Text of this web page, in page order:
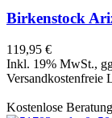
Birkenstock
119,95 €
Inkl. 19% MwSt.,
Versandkostenfreie
Kostenlose